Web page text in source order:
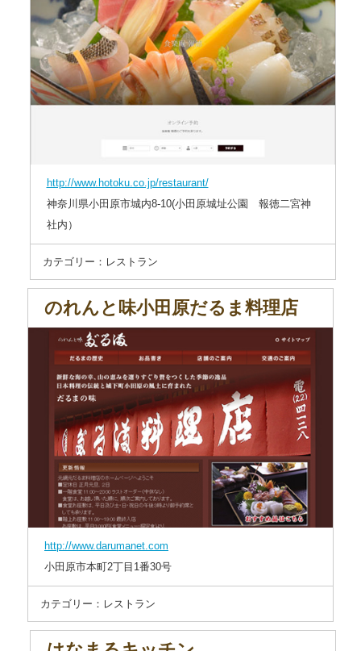
http://www.hotoku.co.jp/restaurant/
神奈川県小田原市城内8-10(小田原城址公園 報徳二宮神
社内）
カテゴリー：レストラン
のれんと味小田原だるま料理店
http://www.darumanet.com
小田原市本町2丁目1番30号
カテゴリー：レストラン